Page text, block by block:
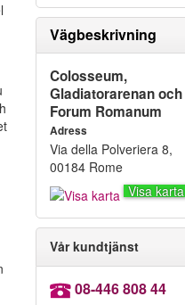
Vägbeskrivning
Colosseum,
Gladiatorarenan och
Forum Romanum
Adress
Via della Polveriera 8,
00184 Rome
Visa karta
Vår kundtjänst
08-446 808 44